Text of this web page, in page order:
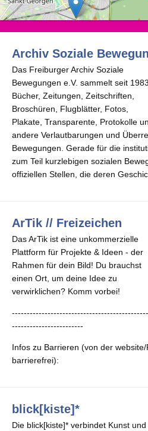
Archiv Soziale
Das Freiburger Archiv Soziale
Bewegungen e.V. sammelt seit 1983
Bücher, Zeitungen, Zeitschriften,
Broschüren, Flugblätter, Fotos,
Plakate, Transparente, Protokolle
andere Verlautbarungen und
Bewegungen. Gerade für die
zum Teil kurzlebigen sozialen
offiziellen Stellen, die deren
ArTik // Freizeichen
Das ArTik ist eine unkommerzielle
Plattform für Projekte & Ideen - der
Rahmen für dein Bild! Du brauchst
einen Ort, um deine Idee zu
verwirklichen? Komm vorbei!
------------------------
Infos zu Barrieren (von der
barrierefrei):
blick[kiste]*
Die blick[kiste]* verbindet Kunst und